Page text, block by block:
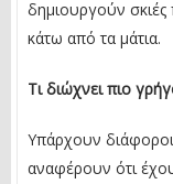
δημιουργούν
κάτω από τα μάτια.
Τι διώχνει πιο
Υπάρχουν
αναφέρουν ότι